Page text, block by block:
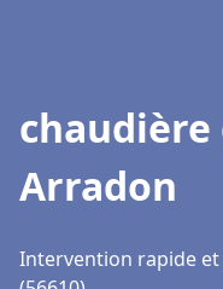
chaudière
Arradon
Intervention rapide